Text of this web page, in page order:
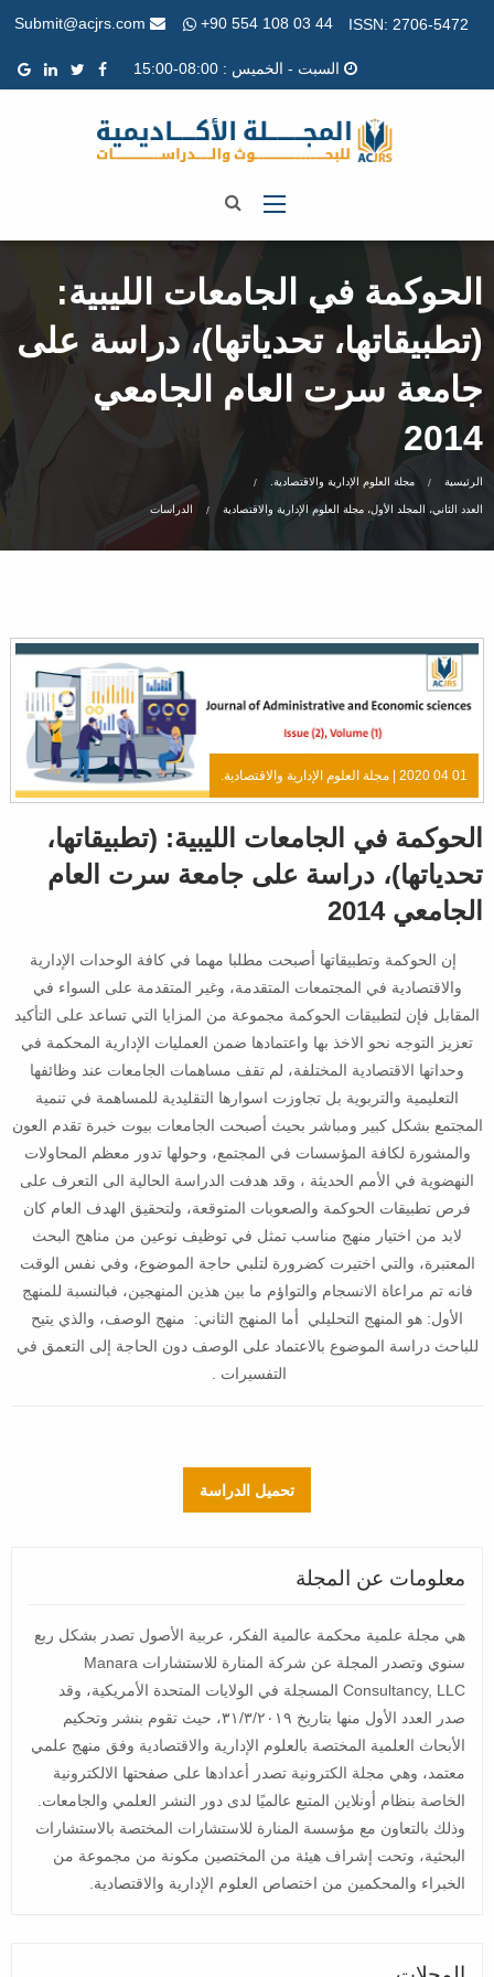
ISSN: 2706-5472
+90 554 108 03 44
السبت - الخميس : 08:00-15:00
الحوكمة في الجامعات الليبية:
(تطبيقاتها، تحدياتها)، دراسة على
جامعة سرت العام الجامعي
2014
الرئيسية مجلة العلوم الإدارية والاقتصادية.
العدد الثاني، المجلد الأول، مجلة العلوم الإدارية والاقتصادية الدراسات
01 04 2020 | مجلة العلوم الإدارية والاقتصادية.
الحوكمة في الجامعات الليبية: (تطبيقاتها،
تحدياتها)، دراسة على جامعة سرت العام
الجامعي 2014
إن الحوكمة وتطبيقاتها أصبحت مطلبا مهما في كافة الوحدات الإدارية
والاقتصادية في المجتمعات المتقدمة، وغير المتقدمة على السواء في
المقابل فإن لتطبيقات الحوكمة مجموعة من المزايا التي تساعد على التأكيد
تعزيز التوجه نحو الاخذ بها واعتمادها ضمن العمليات الإدارية المحكمة في
وحداتها الاقتصادية المختلفة، لم تقف مساهمات الجامعات عند وظائفها
التعليمية والتربوية بل تجاوزت اسوارها التقليدية للمساهمة في تنمية
المجتمع بشكل كبير ومباشر بحيث أصبحت الجامعات بيوت خبرة تقدم العون
والمشورة لكافة المؤسسات في المجتمع، وحولها تدور معظم المحاولات
النهضوية في الأمم الحديثة ، وقد هدفت الدراسة الحالية الى التعرف على
فرص تطبيقات الحوكمة والصعوبات المتوقعة، ولتحقيق الهدف العام كان
لابد من اختيار منهج مناسب تمثل في توظيف نوعين من مناهج البحث
المعتبرة، والتي اختيرت كضرورة لتلبي حاجة الموضوع، وفي نفس الوقت
فانه تم مراعاة الانسجام والتواؤم ما بين هذين المنهجين، فبالنسبة للمنهج
الأول: هو المنهج التحليلي أما المنهج الثاني: منهج الوصف، والذي يتيح
للباحث دراسة الموضوع بالاعتماد على الوصف دون الحاجة إلى التعمق في
التفسيرات .
تحميل الدراسة
معلومات عن المجلة
هي مجلة علمية محكمة عالمية الفكر، عربية الأصول تصدر بشكل ربع
سنوي وتصدر المجلة عن شركة المنارة للاستشارات Manara
Consultancy, LLC المسجلة في الولايات المتحدة الأمريكية، وقد
صدر العدد الأول منها بتاريخ ٣١/٣/٢٠١٩، حيث تقوم بنشر وتحكيم
الأبحاث العلمية المختصة بالعلوم الإدارية والاقتصادية وفق منهج علمي
معتمد، وهي مجلة الكترونية تصدر أعدادها على صفحتها الالكترونية
الخاصة بنظام أونلاين المتبع عالميًا لدى دور النشر العلمي والجامعات.
وذلك بالتعاون مع مؤسسة المنارة للاستشارات المختصة بالاستشارات
البحثية، وتحت إشراف هيئة من المختصين مكونة من مجموعة من
الخبراء والمحكمين من اختصاص العلوم الإدارية والاقتصادية.